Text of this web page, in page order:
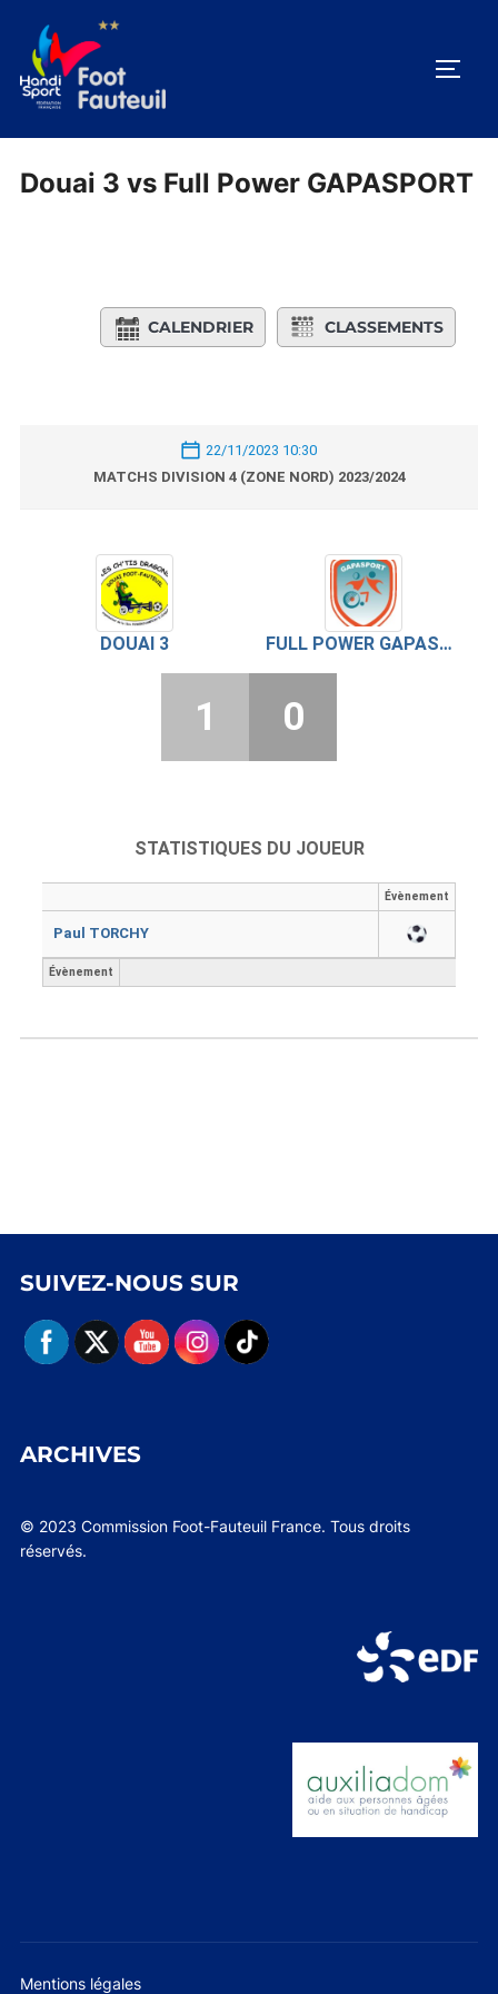
contenu
Douai 3 vs Full Power GAPASPORT
CALENDRIER CLASSEMENTS
22/11/2023 10:30
MATCHS DIVISION 4 (ZONE NORD) 2023/2024
DOUAI 3 FULL POWER GAPASPORT
1 0
STATISTIQUES DU JOUEUR
Évènement
Paul TORCHY
Évènement
SUIVEZ-NOUS SUR
ARCHIVES
© 2023 Commission Foot-Fauteuil France. Tous droits
réservés.
Mentions légales